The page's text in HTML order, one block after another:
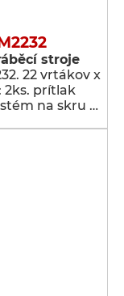
stroje
22 vrtákov x
2ks. prítlak
na skru …